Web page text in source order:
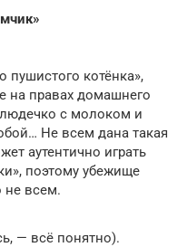
пушистого котёнка»,
на правах домашнего
с мо­локом и
Не всем дана такая
аутен­тично играть
поэтому убежище
не всем.
— всё понятно).